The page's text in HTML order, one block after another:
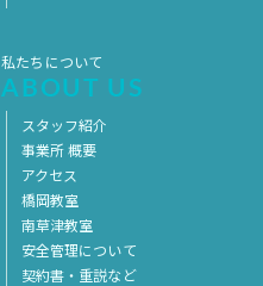
私たちについて
ABOUT US
スタッフ紹介
事業所 概要
アクセス
橋岡教室
南草津教室
安全管理について
契約書・重説など